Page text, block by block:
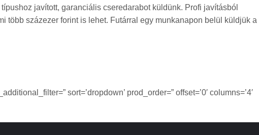
javított, garanciális cseredarabot küldünk. Profi javításból
több százezer forint is lehet. Futárral egy munkanapon belül küldjük a
sort=’dropdown’ prod_order=” offset=’0′ columns=’4′